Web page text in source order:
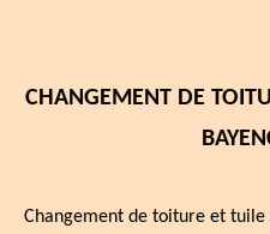
CHANGEMENT DE
Changement de toiture et tuile